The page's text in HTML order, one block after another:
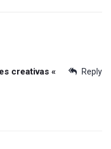
Reply
creativas «